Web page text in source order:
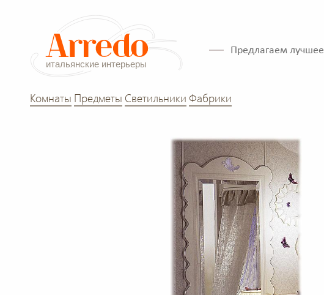
Предлагаем лучшее
Комнаты Предметы Светильники Фабрики